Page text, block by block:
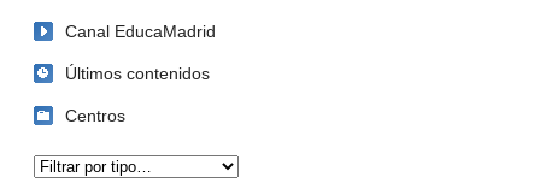
Canal EducaMadrid
Últimos contenidos
Centros